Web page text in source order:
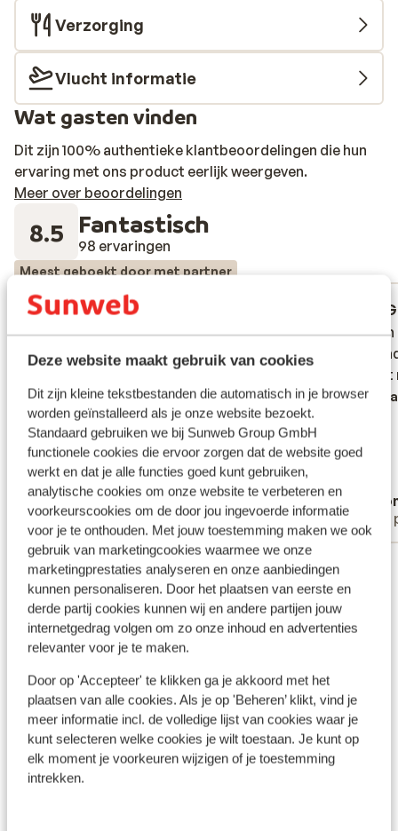
Deze website maakt gebruik van cookies
Dit zijn kleine tekstbestanden die automatisch in je browser
worden geïnstalleerd als je onze website bezoekt.
Standaard gebruiken we bij Sunweb Group GmbH
functionele cookies die ervoor zorgen dat de website goed
werkt en dat je alle functies goed kunt gebruiken,
analytische cookies om onze website te verbeteren en
voorkeurscookies om de door jou ingevoerde informatie
voor je te onthouden. Met jouw toestemming maken we ook
gebruik van marketingcookies waarmee we onze
marketingprestaties analyseren en onze aanbiedingen
kunnen personaliseren. Door het plaatsen van eerste en
derde partij cookies kunnen wij en andere partijen jouw
internetgedrag volgen om zo onze inhoud en advertenties
relevanter voor je te maken.
Door op 'Accepteer' te klikken ga je akkoord met het
plaatsen van alle cookies. Als je op 'Beheren’ klikt, vind je
meer informatie incl. de volledige lijst van cookies waar je
kunt selecteren welke cookies je wilt toestaan. Je kunt op
elk moment je voorkeuren wijzigen of je toestemming
intrekken.
Verzorging
Vlucht informatie
Wat gasten vinden
Dit zijn 100% authentieke klantbeoordelingen die hun
ervaring met ons product eerlijk weergeven.
Meer over beoordelingen
8.5 Fantastisch
98 ervaringen
Meest geboekt door met partner
7.9 Goed
Vi har precis kommit hem från en vecka på
hotellet. Det är ett väldigt stort
hotellområde, men det går smidigt att ta
sig runt tack vare golfbilarna som man kan
åka med. Vid en första anblick känns
anläggningen väldigt lyxig, men tittar man
lite närmare på detaljerna märks en del
slitage – vilket känns lite synd med tanke
på att det är så pass nybyggt. Om du
bokar ett swim out-rum gäller det att ha
lite tur med placeringen. Vårt rum
hamnade tyvärr på ett ganska trist läge
med dåliga solförhållanden (mycket
skugga) och precis intill ett vattenfall som
lät väldigt högt och störande. Själva
rummet saknade tyvärr bra
förvaringsmöjligheter, och det var ett
minus att det inte fanns några krokar i
badrummet för handdukar. På grund av
läget och ljudet från vattenfallet valde vi
att spendera hela veckan uppe vid
huvudpoolen i stället för vid vårt swim out.
Vi har precis kommit hem från en vecka på
hotellet. Det är ett väldigt stort
hotellområde, men det går smidigt att ta
sig runt tack vare golfbilarna som man kan
åka med. Vid en första anblick känns
anläggningen väldigt lyxig, men tittar man
lite närmare p...meer
Vertalen naar het Nederlands (BE)
Anoniem
Met partner
på
på
Bekijk alle 98 ervaringen
Ligging
Bekijk op kaart